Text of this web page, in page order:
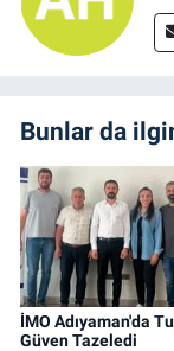
Bunlar da
İMO Adıyaman'da
Güven Tazeledi